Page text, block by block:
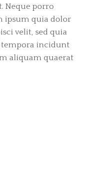
Neque porro
ipsum quia dolor
velit, sed quia
incidunt
aliquam quaerat